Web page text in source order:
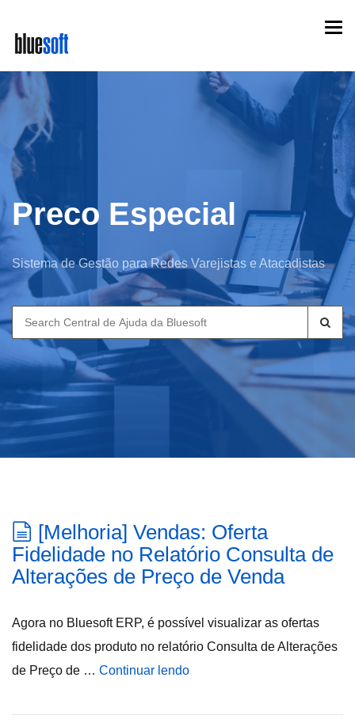
main
content
Preco Especial
Sistema de Gestão para Redes Varejistas e Atacadistas
Search
for:
[Melhoria] Vendas: Oferta
Fidelidade no Relatório Consulta de
Alterações de Preço de Venda
Agora no Bluesoft ERP, é possível visualizar as ofertas
fidelidade dos produto no relatório Consulta de Alterações
de Preço de … Continuar lendo